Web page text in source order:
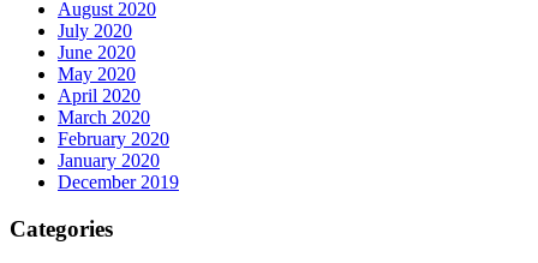
August 2020
July 2020
June 2020
May 2020
April 2020
March 2020
February 2020
January 2020
December 2019
Categories